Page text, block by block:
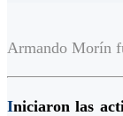
Armando Morín
Iniciaron las